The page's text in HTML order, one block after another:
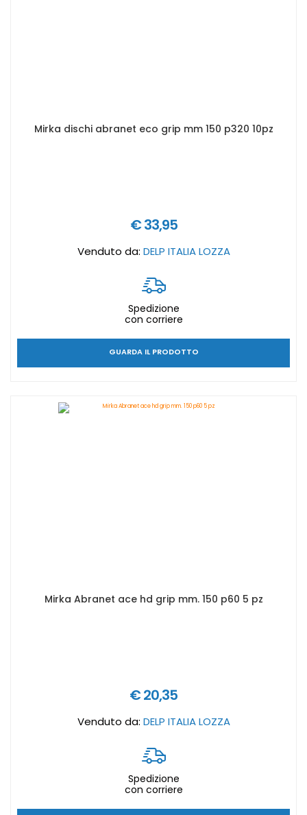
Mirka dischi abranet eco grip mm 150 p320 10pz
€ 33,95
Venduto da: DELP ITALIA LOZZA
Spedizione
con corriere
GUARDA IL PRODOTTO
Mirka Abranet ace hd grip mm. 150 p60 5 pz
€ 20,35
Venduto da: DELP ITALIA LOZZA
Spedizione
con corriere